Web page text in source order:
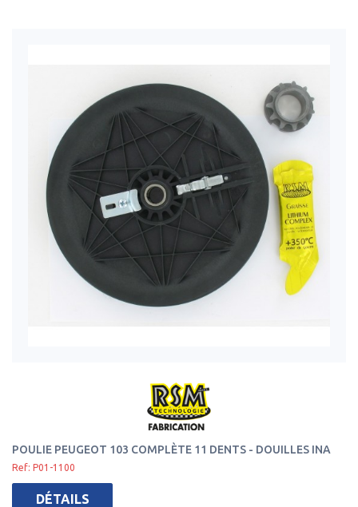
POULIE PEUGEOT 103 COMPLÈTE 11 DENTS - DOUILLES INA
Ref: P01-1100
DÉTAILS